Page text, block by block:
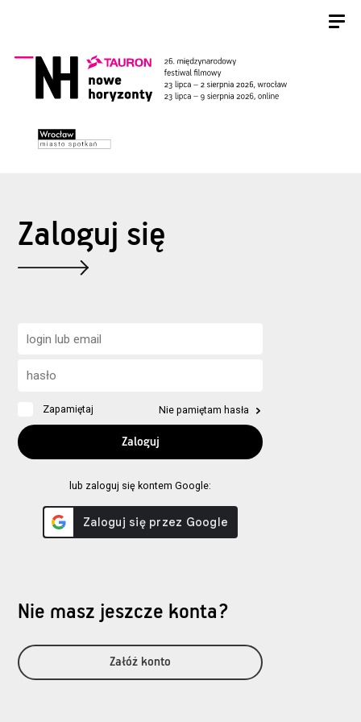
Zaloguj się
Zapamiętaj Nie pamiętam hasła
lub zaloguj się kontem Google:
Nie masz jeszcze konta?
Załóż konto